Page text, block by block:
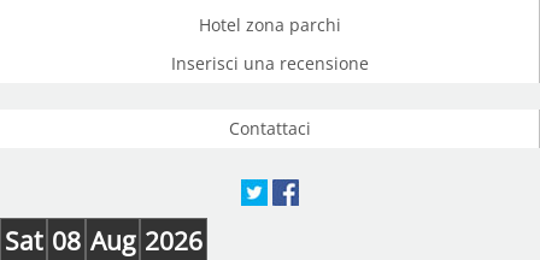
Hotel zona parchi
Inserisci una recensione
Contattaci
Sat 08 Aug 2026